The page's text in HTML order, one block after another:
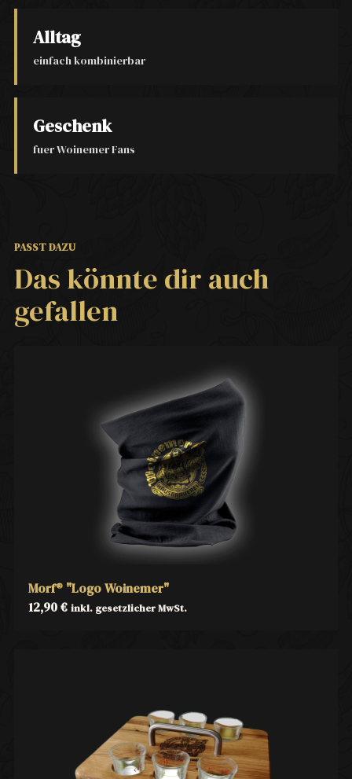
Alltag
einfach kombinierbar
Geschenk
fuer Woinemer Fans
PASST DAZU
Das könnte dir auch
gefallen
Morf® "Logo Woinemer"
12,90€ inkl. gesetzlicher MwSt.